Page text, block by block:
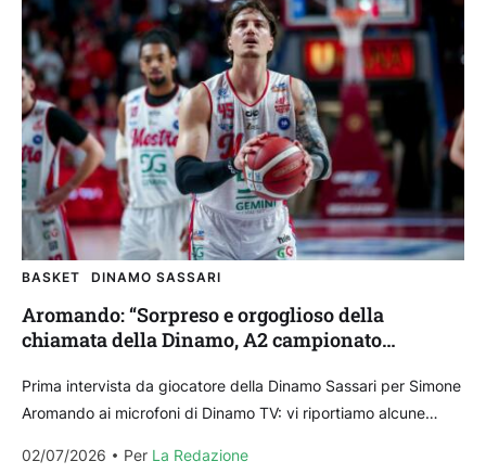
BASKET DINAMO SASSARI
Aromando: “Sorpreso e orgoglioso della
chiamata della Dinamo, A2 campionato
Prima intervista da giocatore della Dinamo Sassari per Simone
Aromando ai microfoni di Dinamo TV: vi riportiamo alcune
02/07/2026
Per La Redazione